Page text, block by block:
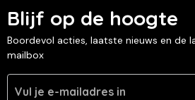
Blijf op de hoogte
Boordevol acties, laatste nieuws en de
mailbox